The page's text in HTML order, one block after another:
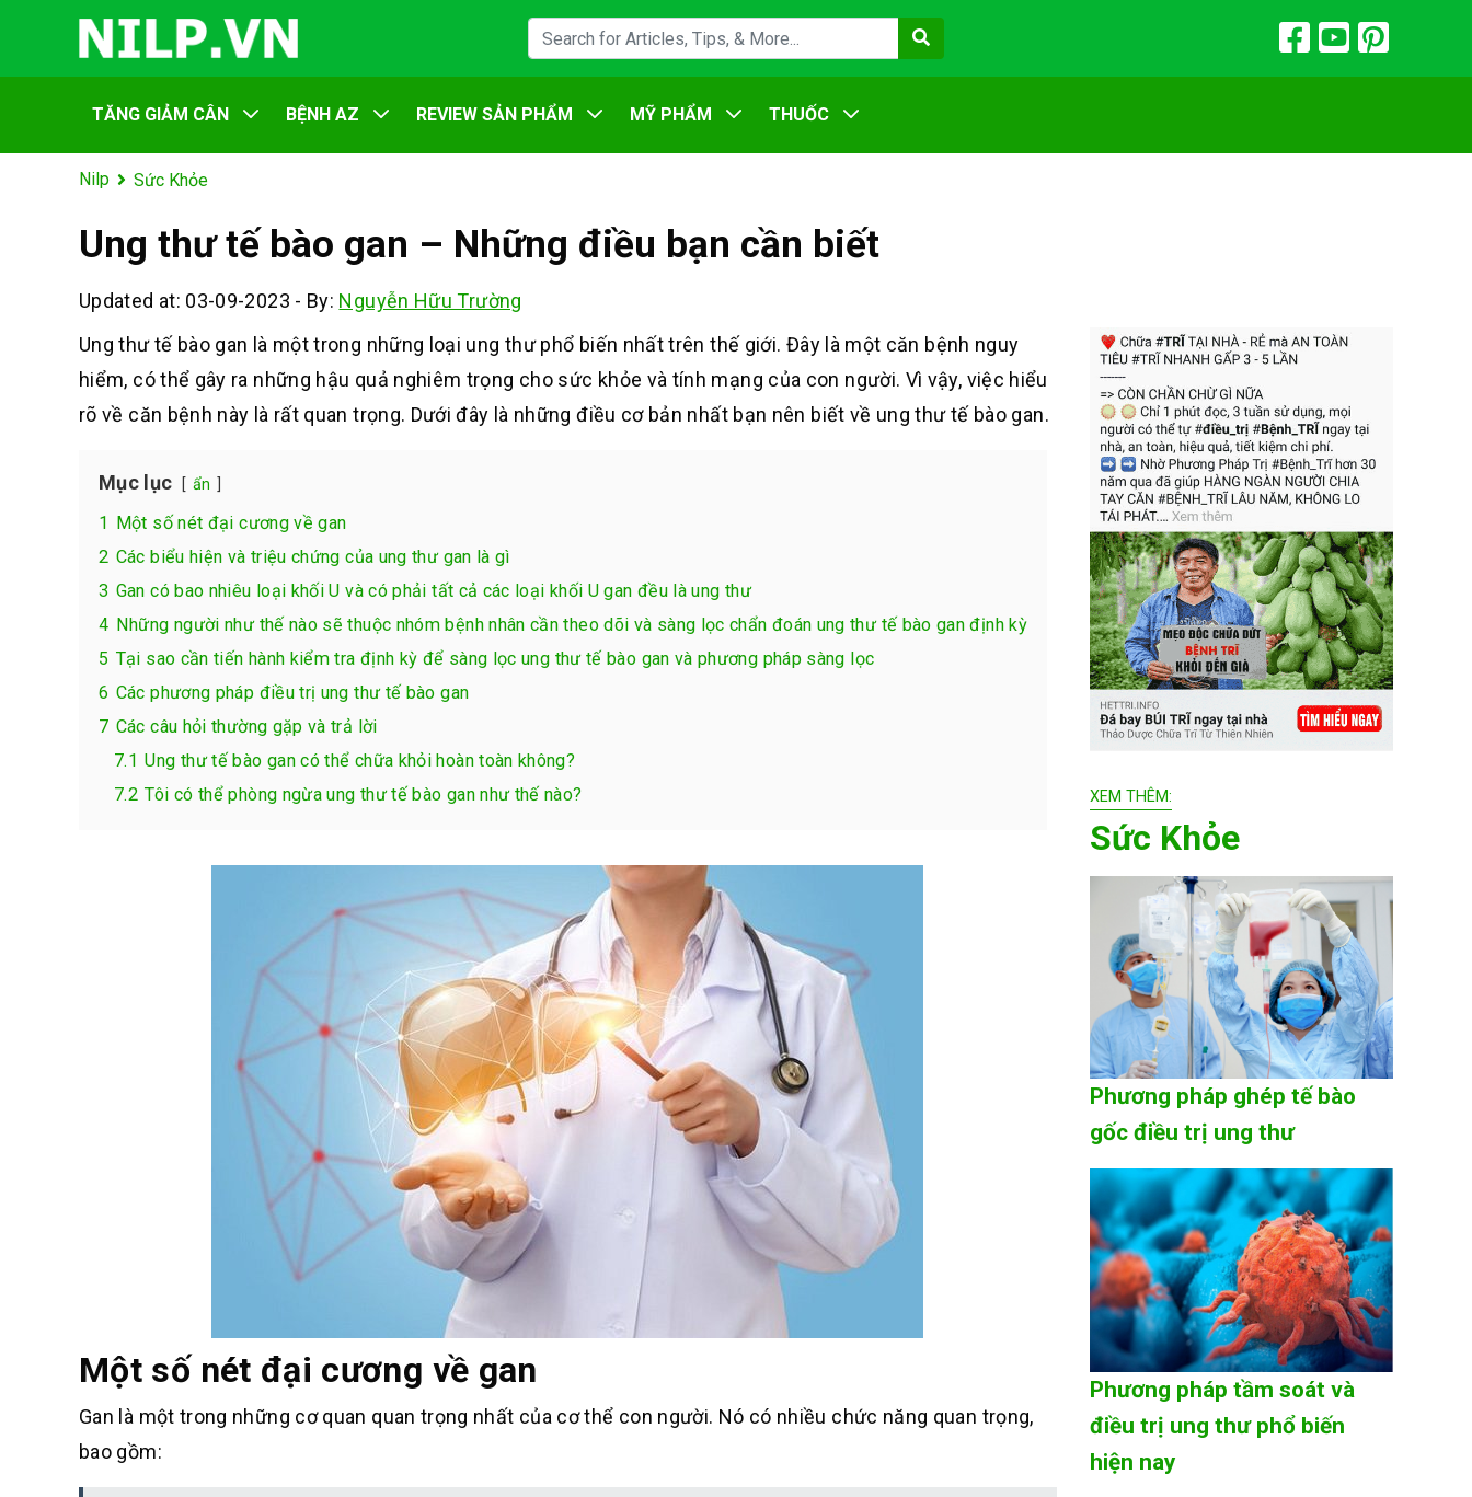
TĂNG GIẢM CÂN BỆNH AZ REVIEW SẢN PHẨM MỸ PHẨM THUỐC
Nilp Sức Khỏe
Ung thư tế bào gan – Những điều bạn cần biết
Updated at: 03-09-2023 - By: Nguyễn Hữu Trường
Ung thư tế bào gan là một trong những loại ung thư phổ biến nhất trên thế giới. Đây là một căn bệnh nguy
hiểm, có thể gây ra những hậu quả nghiêm trọng cho sức khỏe và tính mạng của con người. Vì vậy, việc hiểu
rõ về căn bệnh này là rất quan trọng. Dưới đây là những điều cơ bản nhất bạn nên biết về ung thư tế bào gan.
Mục lục ẩn
1 Một số nét đại cương về gan
2 Các biểu hiện và triệu chứng của ung thư gan là gì
3 Gan có bao nhiêu loại khối U và có phải tất cả các loại khối U gan đều là ung thư
4 Những người như thế nào sẽ thuộc nhóm bệnh nhân cần theo dõi và sàng lọc chẩn đoán ung thư tế bào gan định kỳ
5 Tại sao cần tiến hành kiểm tra định kỳ để sàng lọc ung thư tế bào gan và phương pháp sàng lọc
6 Các phương pháp điều trị ung thư tế bào gan
7 Các câu hỏi thường gặp và trả lời
7.1 Ung thư tế bào gan có thể chữa khỏi hoàn toàn không?
7.2 Tôi có thể phòng ngừa ung thư tế bào gan như thế nào?
Một số nét đại cương về gan
Gan là một trong những cơ quan quan trọng nhất của cơ thể con người. Nó có nhiều chức năng quan trọng,
bao gồm:
XEM THÊM:
Sức Khỏe
Phương pháp ghép tế bào
gốc điều trị ung thư
Phương pháp tầm soát và
điều trị ung thư phổ biến
hiện nay